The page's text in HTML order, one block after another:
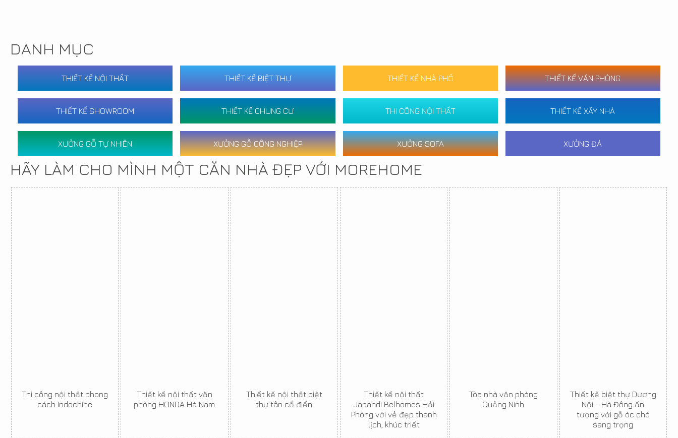
DANH MỤC
THIẾT KẾ NỘI THẤT THIẾT KẾ BIỆT THỰ THIẾT KẾ NHÀ PHỐ THIẾT KẾ VĂN PHÒNG
THIẾT KẾ SHOWROOM THIẾT KẾ CHUNG CƯ THI CÔNG NỘI THẤT THIẾT KẾ XÂY NHÀ
XƯỞNG GỖ TỰ NHIÊN XƯỞNG GỖ CÔNG NGHIỆP XƯỞNG SOFA XƯỞNG ĐÁ
HÃY LÀM CHO MÌNH MỘT CĂN NHÀ ĐẸP VỚI MOREHOME
Thi công nội thất phong
cách Indochine
Thiết kế nội thất văn
phòng HONDA Hà Nam
Thiết kế nội thất biệt
thự tân cổ điển
Thiết kế nội thất
Japandi Belhomes Hải
Phòng với vẻ đẹp thanh
lịch, khúc triết
Tòa nhà văn phòng
Quảng Ninh
Thiết kế biệt thự Dương
Nội - Hà Đông ấn
tượng với gỗ óc chó
sang trọng